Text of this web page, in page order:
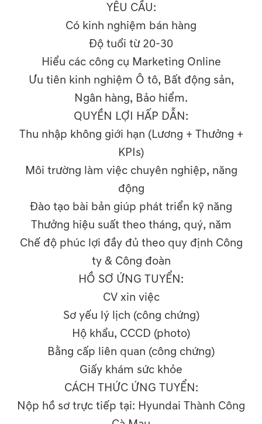
YÊU CẦU:
Có kinh nghiệm bán hàng
Độ tuổi từ 20-30
Hiểu các công cụ Marketing Online
Ưu tiên kinh nghiệm Ô tô, Bất động sản,
Ngân hàng, Bảo hiểm.
QUYỀN LỢI HẤP DẪN:
Thu nhập không giới hạn (Lương + Thưởng +
KPIs)
Môi trường làm việc chuyên nghiệp, năng
động
Đào tạo bài bản giúp phát triển kỹ năng
Thưởng hiệu suất theo tháng, quý, năm
Chế độ phúc lợi đầy đủ theo quy định Công
ty & Công đoàn
HỒ SƠ ỨNG TUYỂN:
CV xin việc
Sơ yếu lý lịch (công chứng)
Hộ khẩu, CCCD (photo)
Bằng cấp liên quan (công chứng)
Giấy khám sức khỏe
CÁCH THỨC ỨNG TUYỂN:
Nộp hồ sơ trực tiếp tại: Hyundai Thành Công